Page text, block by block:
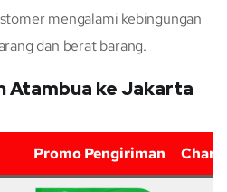
mengalami kebingungan
dan berat barang.
Atambua ke Jakarta
Promo Pengiriman